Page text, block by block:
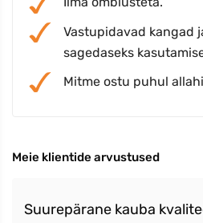
Vastupidavad kangad
sagedaseks
Mitme ostu puhul
Meie klientide arvustused
Suurepärane kauba